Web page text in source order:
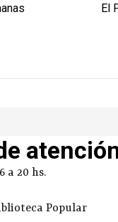
El
a 20 hs.
Popular